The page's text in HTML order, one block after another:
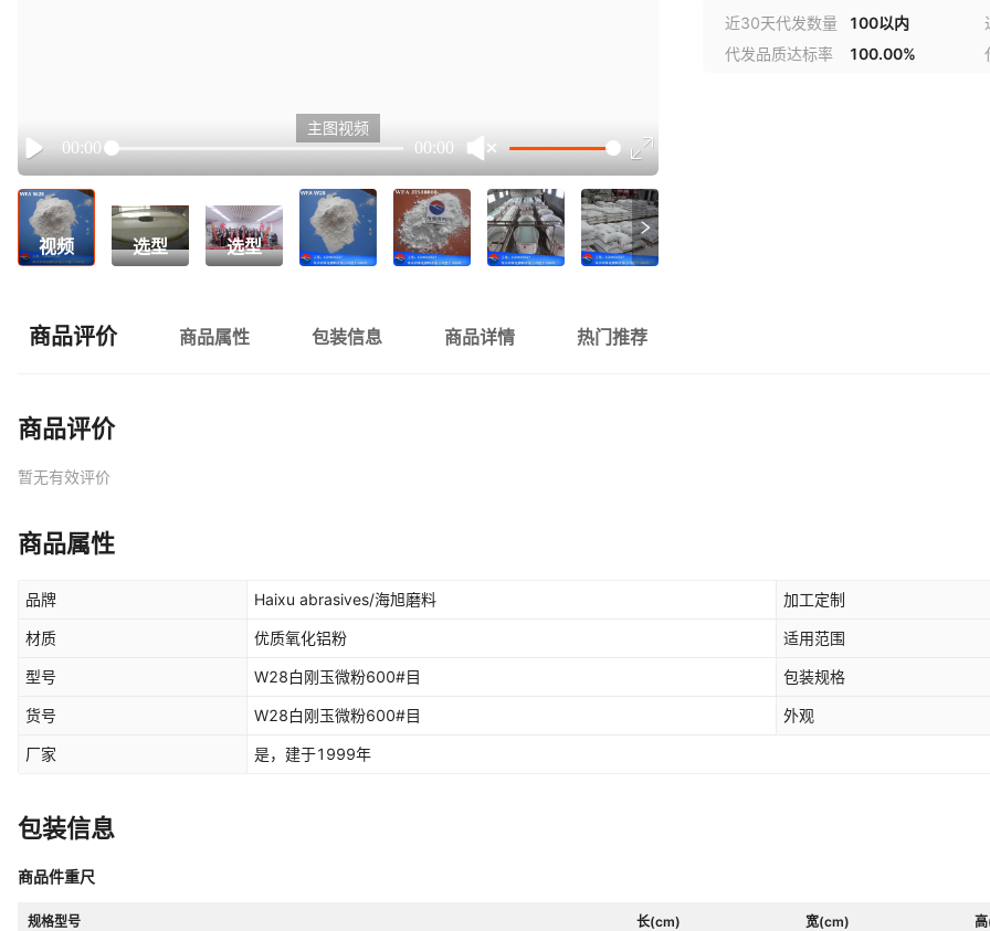
Play
00:00 00:00
主图视频
视频 选型 选型
近30天代发数量 100以内
代发品质达标率
100.00%
商品评价 商品属性 包装信息 商品详情 热门推荐
商品评价
暂无有效评价
商品属性
品牌 Haixu abrasives/海旭磨料 加工定制
材质 优质氧化铝粉 适用范围
型号 W28白刚玉微粉600#目 包装规格
货号 W28白刚玉微粉600#目 外观
厂家 是，建于1999年
包装信息
商品件重尺
规格型号 长(cm) 宽(cm)